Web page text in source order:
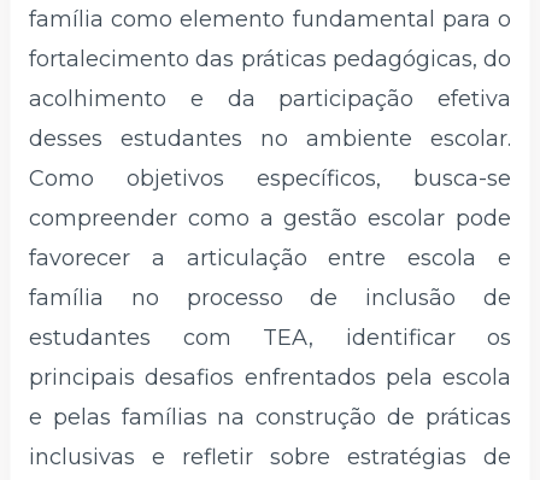
família como elemento fundamental para o
fortalecimento das práticas pedagógicas, do
acolhimento e da participação efetiva
desses estudantes no ambiente escolar.
Como objetivos específicos, busca-se
compreender como a gestão escolar pode
favorecer a articulação entre escola e
família no processo de inclusão de
estudantes com TEA, identificar os
principais desafios enfrentados pela escola
e pelas famílias na construção de práticas
inclusivas e refletir sobre estratégias de